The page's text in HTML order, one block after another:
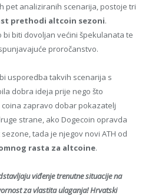
pet analiziranih scenarija, postoje tri
prethodi altcoin sezoni.
bi biti dovoljan većini špekulanata te
proročanstvo.
usporedba takvih scenarija s
dobra ideja prije nego što
zapravo dobar pokazatelj
strane, ako Dogecoin opravda
tada je njegov novi ATH od
rasta za altcoine.
viđenje trenutne situacije na
za vlastita ulaganja! Hrvatski